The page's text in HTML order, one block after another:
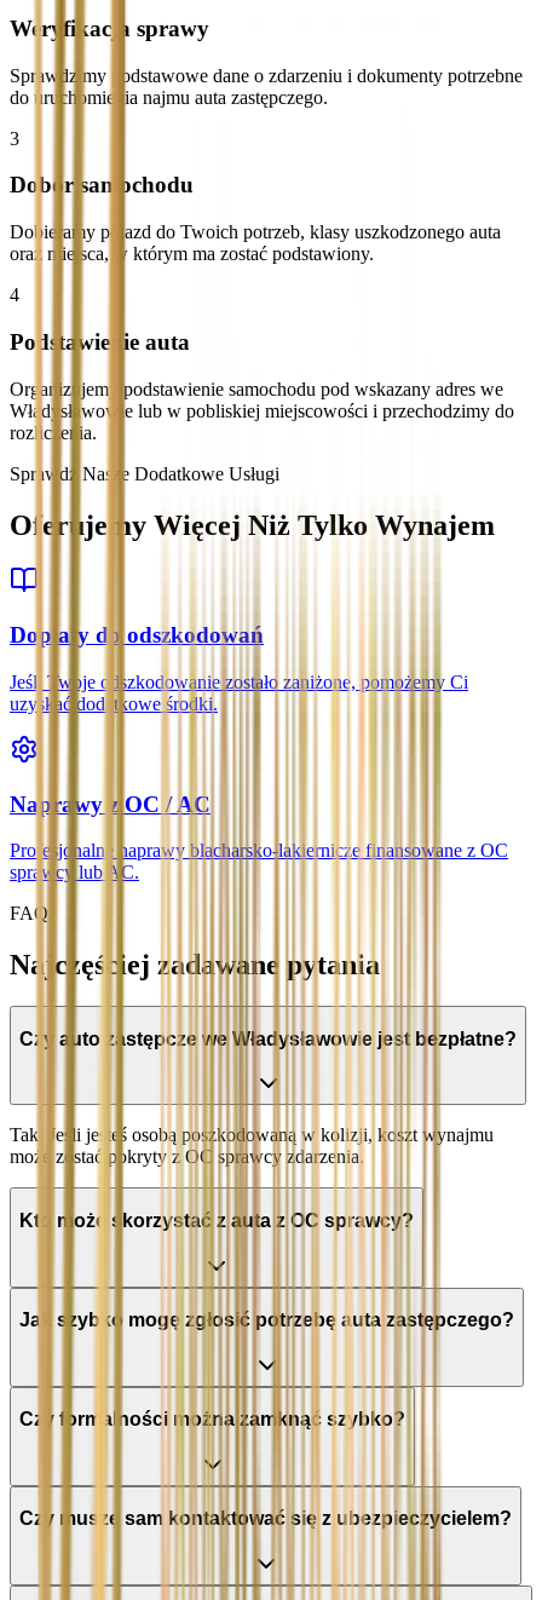
Weryfikacja sprawy
Sprawdzimy podstawowe dane o zdarzeniu i dokumenty potrzebne
do uruchomienia najmu auta zastępczego.
3
Dobór samochodu
Dobieramy pojazd do Twoich potrzeb, klasy uszkodzonego auta
oraz miejsca, w którym ma zostać podstawiony.
4
Podstawienie auta
Organizujemy podstawienie samochodu pod wskazany adres we
Władysławowie lub w pobliskiej miejscowości i przechodzimy do
rozliczenia.
Sprawdź Nasze Dodatkowe Usługi
Oferujemy Więcej Niż Tylko Wynajem
Dopłaty do odszkodowań
Jeśli Twoje odszkodowanie zostało zaniżone, pomożemy Ci
uzyskać dodatkowe środki.
Naprawy z OC / AC
Profesjonalne naprawy blacharsko-lakiernicze finansowane z OC
sprawcy lub AC.
FAQ
Najczęściej zadawane pytania
Czy auto zastępcze we Władysławowie jest bezpłatne?
Tak. Jeśli jesteś osobą poszkodowaną w kolizji, koszt wynajmu
może zostać pokryty z OC sprawcy zdarzenia.
Kto może skorzystać z auta z OC sprawcy?
Jak szybko mogę zgłosić potrzebę auta zastępczego?
Czy formalności można zamknąć szybko?
Czy muszę sam kontaktować się z ubezpieczycielem?